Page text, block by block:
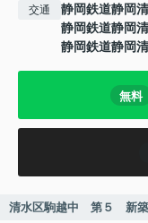
交通 静岡鉄道静岡
静岡鉄道静岡
静岡鉄道静岡
無料
清水区駒越中 第５ 新